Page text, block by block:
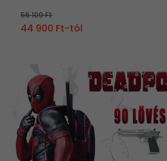
56 100 Ft
44 900 Ft-tól